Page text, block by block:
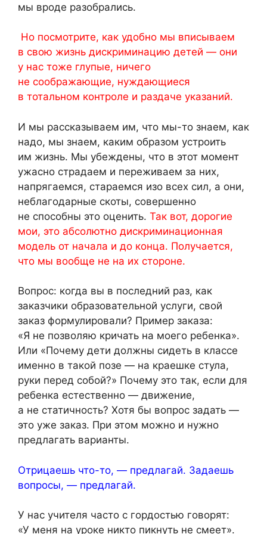
мы вроде разобрались.
Но посмотрите, как удобно мы вписываем
в свою жизнь дискриминацию детей — они
у нас тоже глупые, ничего
не соображающие, нуждающиеся
в тотальном контроле и раздаче указаний.
И мы рассказываем им, что мы-то знаем, как
надо, мы знаем, каким образом устроить
им жизнь. Мы убеждены, что в этот момент
ужасно страдаем и переживаем за них,
напрягаемся, стараемся изо всех сил, а они,
неблагодарные скоты, совершенно
не способны это оценить. Так вот, дорогие
мои, это абсолютно дискриминационная
модель от начала и до конца. Получается,
что мы вообще не на их стороне.
Вопрос: когда вы в последний раз, как
заказчики образовательной услуги, свой
заказ формулировали? Пример заказа:
«Я не позволяю кричать на моего ребенка».
Или «Почему дети должны сидеть в классе
именно в такой позе — на краешке стула,
руки перед собой?» Почему это так, если для
ребенка естественно — движение,
а не статичность? Хотя бы вопрос задать —
это уже заказ. При этом можно и нужно
предлагать варианты.
Отрицаешь что-то, — предлагай. Задаешь
вопросы, — предлагай.
У нас учителя часто с гордостью говорят:
«У меня на уроке никто пикнуть не смеет».